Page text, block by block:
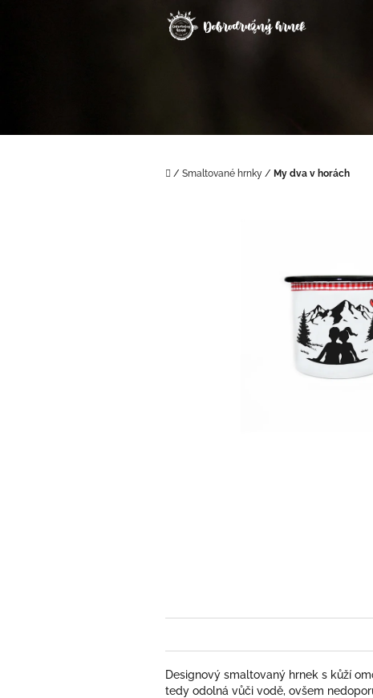
Domů
/ Smaltované hrnky / My dva v horách
Designový smaltovaný hrnek s kůží
tedy odolná vůči vodě, ovšem